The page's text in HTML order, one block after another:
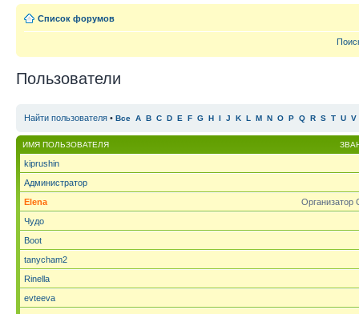
Список форумов
Пользователи
Найти пользователя • Все A B C D E F G H I J K L M N O P Q R S T U V
ИМЯ ПОЛЬЗОВАТЕЛЯ
kiprushin
Администратор
Организатор
Elena
Чудо
Boot
tanycham2
Rinella
evteeva